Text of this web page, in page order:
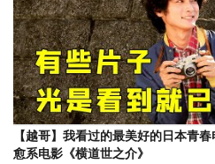
【越哥】我看过的最美好的日本青
愈系电影《横道世之介》